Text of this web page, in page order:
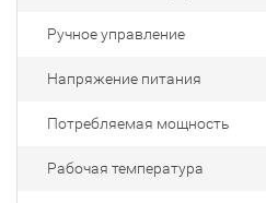
Ручное управление
Напряжение питания
Потребляемая мощность
Рабочая температура